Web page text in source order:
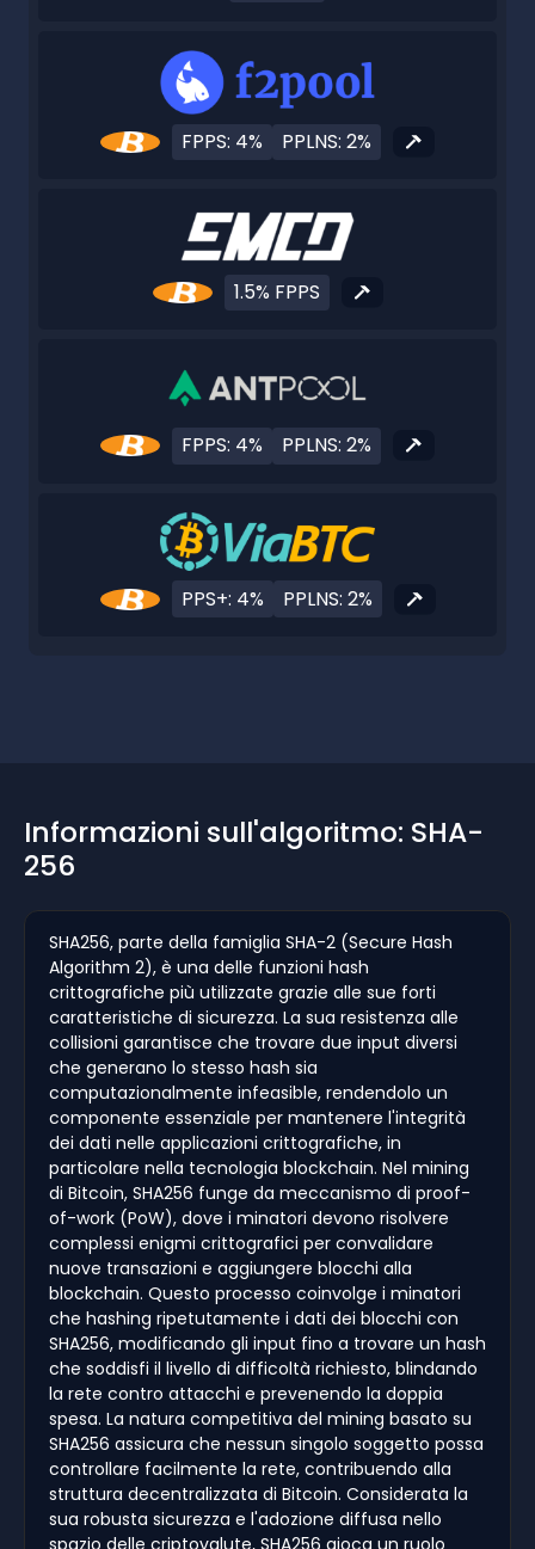
FPPS: 4% PPLNS: 2%
1.5% FPPS
FPPS: 4% PPLNS: 2%
PPS+: 4% PPLNS: 2%
Informazioni sull'algoritmo: SHA-
256
SHA256, parte della famiglia SHA-2 (Secure Hash
Algorithm 2), è una delle funzioni hash
crittografiche più utilizzate grazie alle sue forti
caratteristiche di sicurezza. La sua resistenza alle
collisioni garantisce che trovare due input diversi
che generano lo stesso hash sia
computazionalmente infeasible, rendendolo un
componente essenziale per mantenere l'integrità
dei dati nelle applicazioni crittografiche, in
particolare nella tecnologia blockchain. Nel mining
di Bitcoin, SHA256 funge da meccanismo di proof-
of-work (PoW), dove i minatori devono risolvere
complessi enigmi crittografici per convalidare
nuove transazioni e aggiungere blocchi alla
blockchain. Questo processo coinvolge i minatori
che hashing ripetutamente i dati dei blocchi con
SHA256, modificando gli input fino a trovare un hash
che soddisfi il livello di difficoltà richiesto, blindando
la rete contro attacchi e prevenendo la doppia
spesa. La natura competitiva del mining basato su
SHA256 assicura che nessun singolo soggetto possa
controllare facilmente la rete, contribuendo alla
struttura decentralizzata di Bitcoin. Considerata la
sua robusta sicurezza e l'adozione diffusa nello
spazio delle criptovalute, SHA256 gioca un ruolo